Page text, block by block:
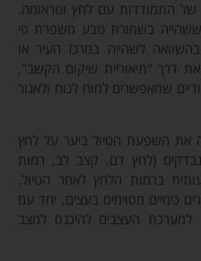
התמודדות עם לחץ וטראומה.
ששהייה בשמורת טבע משפרת פי
לשהייה במרכז העיר או
דרך "תיאוריית שיקום הקשב",
שמאפשרים למוח לנוח ולאגור
את השפעת הטיול ביער על לחץ
(לחץ דם, קצב לב, רמות
ברמות הלחץ לאחר הטיול.
כימיים מסוימים בעצים, יחד עם
למערכת העצבים להיכנס למצב